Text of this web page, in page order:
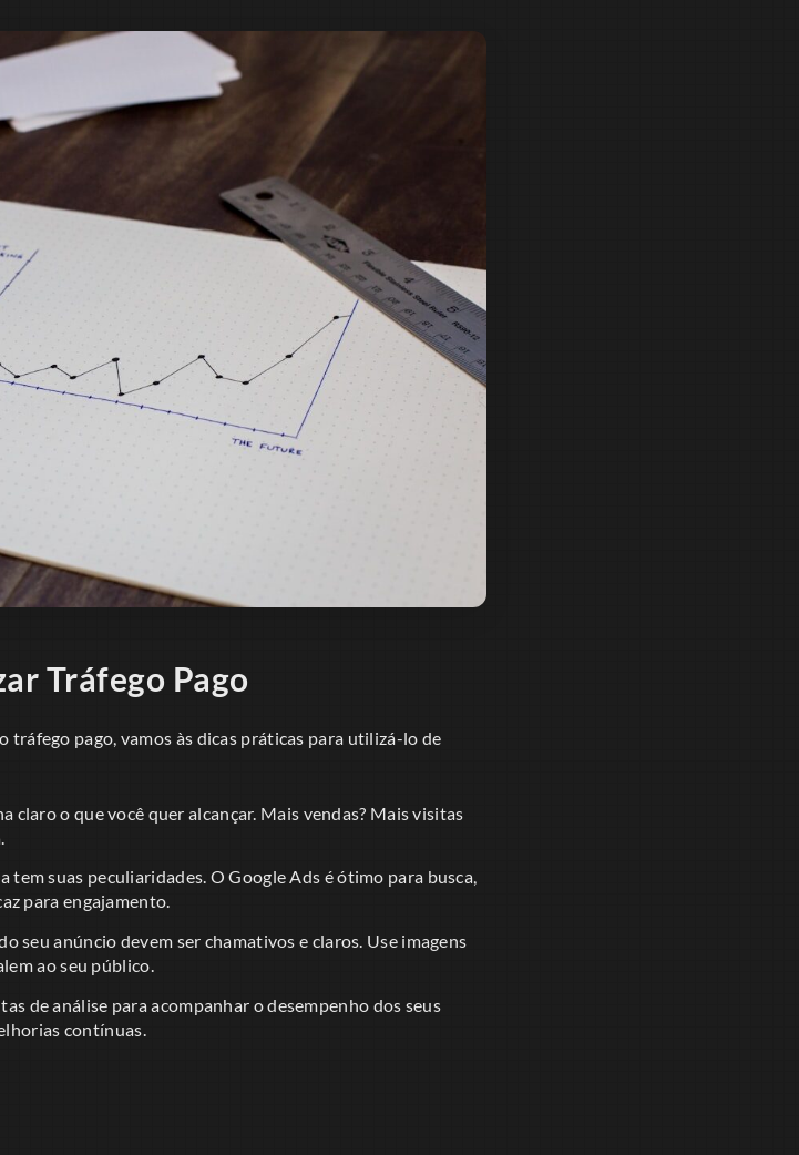
Tráfego Pago
tráfego pago, vamos às dicas práticas para utilizá-lo de
claro o que você quer alcançar. Mais vendas? Mais visitas
tem suas peculiaridades. O Google Ads é ótimo para busca,
para engajamento.
seu anúncio devem ser chamativos e claros. Use imagens
ao seu público.
de análise para acompanhar o desempenho dos seus
contínuas.